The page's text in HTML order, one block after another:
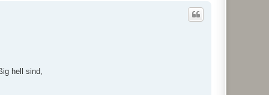
hell sind,